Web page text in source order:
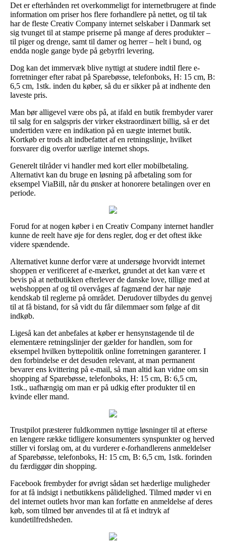
Det er efterhånden ret overkommeligt for internetbrugere at finde
information om priser hos flere forhandlere på nettet, og til tak
har de fleste Creativ Company internet selskaber i Danmark set
sig tvunget til at stampe priserne på mange af deres produkter –
til piger og drenge, samt til damer og herrer – helt i bund, og
endda nogle gange byde på gebyrfri levering.
Dog kan det immervæk blive nyttigt at studere indtil flere e-
forretninger efter rabat på Sparebøsse, telefonboks, H: 15 cm, B:
6,5 cm, 1stk. inden du køber, så du er sikker på at indhente den
laveste pris.
Man bør alligevel være obs på, at ifald en butik frembyder varer
til salg for en salgspris der virker ekstraordinært billig, så er det
undertiden være en indikation på en uægte internet butik.
Kortkøb er trods alt indbefattet af en retningslinje, hvilket
forsvarer dig overfor uærlige internet shops.
Generelt tilråder vi handler med kort eller mobilbetaling.
Alternativt kan du bruge en løsning på afbetaling som for
eksempel ViaBill, når du ønsker at honorere betalingen over en
periode.
Forud for at nogen køber i en Creativ Company internet handler
kunne de reelt have øje for dens regler, dog er det oftest ikke
videre spændende.
Alternativet kunne derfor være at undersøge hvorvidt internet
shoppen er verificeret af e-mærket, grundet at det kan være et
bevis på at netbutikken efterlever de danske love, tillige med at
webshoppen af og til overvåges af fagmænd der har nøje
kendskab til reglerne på området. Derudover tilbydes du genvej
til at få bistand, for så vidt du får dilemmaer som følge af dit
indkøb.
Ligeså kan det anbefales at køber er hensynstagende til de
elementære retningslinjer der gælder for handlen, som for
eksempel hvilken byttepolitik online forretningen garanterer. I
den forbindelse er det desuden relevant, at man permanent
bevarer ens kvittering på e-mail, så man altid kan vidne om sin
shopping af Sparebøsse, telefonboks, H: 15 cm, B: 6,5 cm,
1stk., uafhængig om man er på udkig efter produkter til en
kvinde eller mand.
Trustpilot præsterer fuldkommen nyttige løsninger til at efterse
en længere række tidligere konsumenters synspunkter og herved
stiller vi forslag om, at du vurderer e-forhandlerens anmeldelser
af Sparebøsse, telefonboks, H: 15 cm, B: 6,5 cm, 1stk. forinden
du færdiggør din shopping.
Facebook frembyder for øvrigt sådan set hæderlige muligheder
for at få indsigt i netbutikkens pålidelighed. Tilmed møder vi en
del internet outlets hvor man kan forfatte en anmeldelse af deres
køb, som tilmed bør anvendes til at få et indtryk af
kundetilfredsheden.